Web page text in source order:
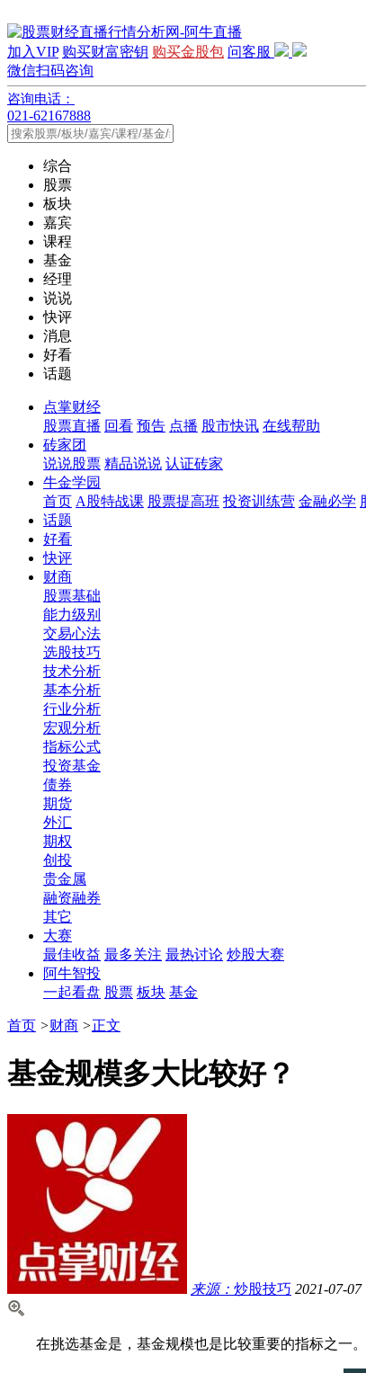
加入VIP 购买财富密钥 购买金股包 问客服
微信扫码咨询
咨询电话：
021-62167888
综合
股票
板块
嘉宾
课程
基金
经理
说说
快评
消息
好看
话题
点掌财经
股票直播 回看 预告 点播 股市快讯 在线帮助
砖家团
说说股票 精品说说 认证砖家
牛金学园
首页 A股特战课 股票提高班 投资训练营 金融必学
话题
好看
快评
财商
股票基础
能力级别
交易心法
选股技巧
技术分析
基本分析
行业分析
宏观分析
指标公式
投资基金
债券
期货
外汇
期权
创投
贵金属
融资融券
其它
大赛
最佳收益 最多关注 最热讨论 炒股大赛
阿牛智投
一起看盘 股票 板块 基金
首页 >财商 >正文
基金规模多大比较好？
来源： 炒股技巧 2021-07-07
在挑选基金是，基金规模也是比较重要的指标之一